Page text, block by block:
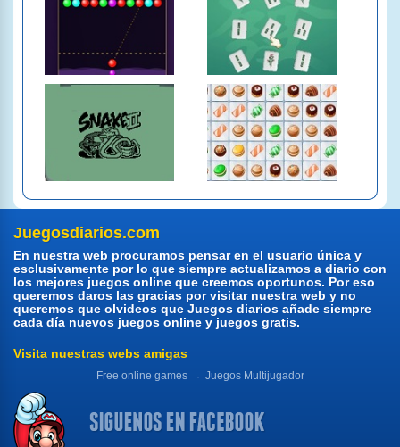
Juegosdiarios.com
En nuestra web procuramos pensar en el usuario única y
esclusivamente por lo que siempre actualizamos a diario con
los mejores juegos online que creemos oportunos. Por eso
queremos daros las gracias por visitar nuestra web y no
queremos que olvideos que Juegos diarios añade siempre
cada día nuevos juegos online y juegos gratis.
Visita nuestras webs amigas
Free online games Juegos Multijugador